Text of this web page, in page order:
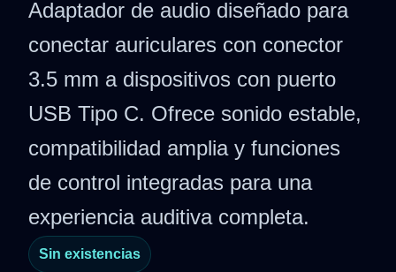
Adaptador de audio diseñado para
conectar auriculares con conector
3.5 mm a dispositivos con puerto
USB Tipo C. Ofrece sonido estable,
compatibilidad amplia y funciones
de control integradas para una
experiencia auditiva completa.
Sin existencias